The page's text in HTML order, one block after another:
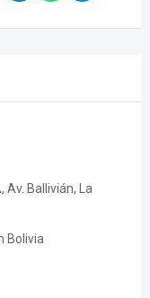
Av. Ballivián, La
Bolivia